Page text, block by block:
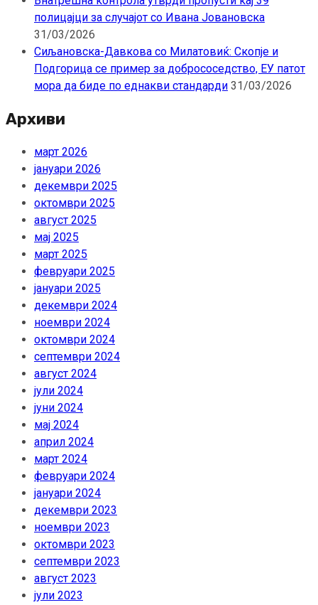
полицајци за случајот со Ивана Јовановска
31/03/2026
Сиљановска-Давкова со Милатовиќ: Скопје и
Подгорица се пример за добрососедство, ЕУ патот
мора да биде по еднакви стандарди 31/03/2026
Архиви
март 2026
јануари 2026
декември 2025
октомври 2025
август 2025
мај 2025
март 2025
февруари 2025
јануари 2025
декември 2024
ноември 2024
октомври 2024
септември 2024
август 2024
јули 2024
јуни 2024
мај 2024
април 2024
март 2024
февруари 2024
јануари 2024
декември 2023
ноември 2023
октомври 2023
септември 2023
август 2023
јули 2023